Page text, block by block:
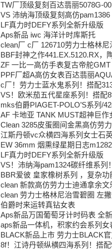
TW厂顶级复刻百达翡丽5078G-
VS 沛纳海顶级复刻高仿
LF真力时DEFY系列全新升级版
Aps新品 iwc 海洋计时库斯托
clean厂 c厂 126710劳力士格林
BBF封神之作441.EX.5120.RX，
ZF 一比一高仿手表复古帝舵
PPF厂超A高仿女表百达翡丽
c厂！劳力士蓝水鬼系列！搭配
VS！欧米茄五代星座系列！搭配
mks伯爵PIAGET-POLO’S系列/
AF 卡地亚 TANK MUST超神巨作
Clean 3285皮蛋圈间金黑高仿劳
江斯丹顿vc众横四海系列女士石
EW 36mm 烟熏绿星期日志
LF真力时DEFY系列全新升级版
VS！沛纳海pam1324碳纤维系列
BBR爱彼 皇家橡树系列 ，复杂
clean 新款高仿劳力士迪通拿余文
clean 劳力士格林尼治雪碧圈 左
伯爵时来运转真钻女表
Aps新品万国葡萄牙计时码表 全
aps新品一体机，积家约会系列女
BLACK新品上市 劳力士BLACK
8f！江诗丹顿纵横四海系列！搭配